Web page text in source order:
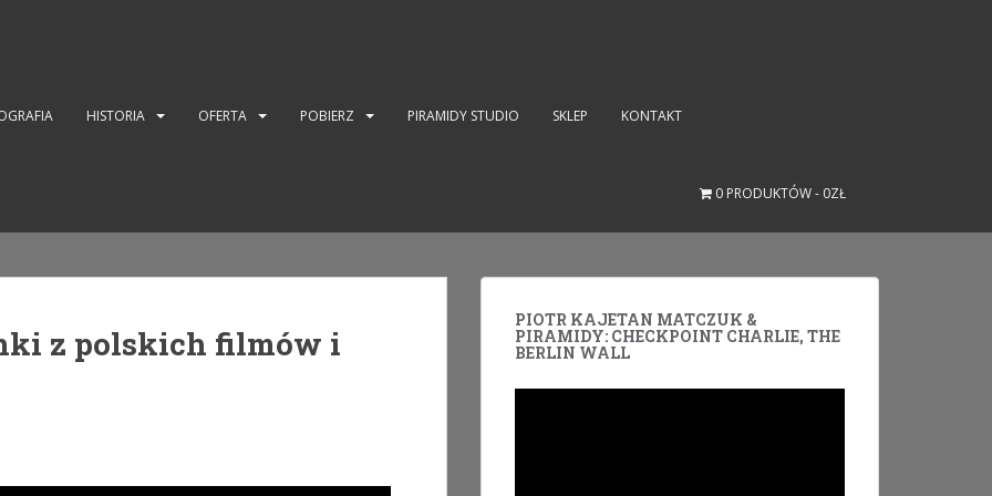
HISTORIA OFERTA POBIERZ PIRAMIDY STUDIO SKLEP KONTAKT
0 PRODUKTÓW 0ZŁ
z polskich filmów i
PIOTR KAJETAN MATCZUK &
PIRAMIDY: CHECKPOINT CHARLIE, THE
BERLIN WALL